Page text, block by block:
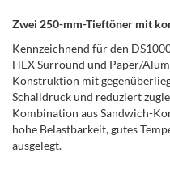
Zwei 250-mm-Tieftöner mit
Kennzeichnend für den
HEX Surround und Paper/
Konstruktion mit
Schalldruck und reduziert
Kombination aus Sandwich-
hohe Belastbarkeit, gutes
ausgelegt.